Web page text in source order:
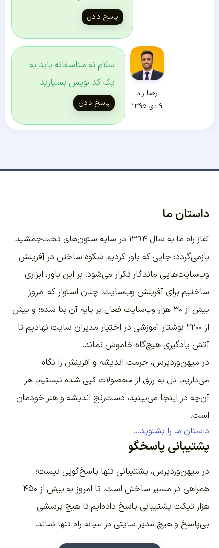
پاسخ دادن
رضا راد
۹ دی ۱۳۹۵
سلام نه متاسفانه باید به
یک کد نویس بسپارید
پاسخ دادن
داستان ما
آغاز راه ما به سال ۱۳۹۴ در سایه ستون‌های تخت‌جمشید
بازمی‌گردد؛ جایی که باور کردیم شکوه ساختن در آفرینش
وب‌سایت‌هایی ماندگار تکرار می‌شود. بر این باور، ابزاری
ساختیم برای آفرینش وب‌سایت. چنان استوار که امروز
بیش از ۳۰ هزار وب‌سایت فعال بر پایه آن بنا شده؛ و بیش
از ۲۲۰۰
نوشتار آموزشی در اختیار مدیران سایت نهادیم تا
آتش یادگیری هیچ‌گاه خاموش نماند.
در میهن‌وردپرس، حرمت اندیشه و آفرینش را نگاه
می‌داریم. دل به رزق از محصولات کپی شده نبستیم. هر
آن‌چه در اینجا می‌بینید، دست‌رنج اندیشه و هنر خودمان
است.
داستان ما را بشنوید...
پشتیبانی پاسخگو
در میهن‌وردپرس، پشتیبانی تنها پاسخ‌گویی نیست؛
همراهی در مسیر ساختن است. تا امروز به بیش از ۴۵۰
هزار تیکت پشتیبانی پاسخ داده‌ایم تا هیچ پرسشی
بی‌پاسخ و هیچ مدیر سایتی در میانه راه تنها نماند.